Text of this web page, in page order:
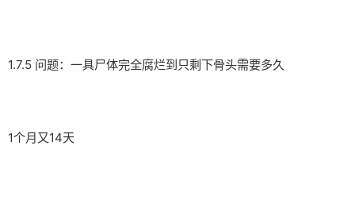
1.7.5 问题：一具尸体完全腐烂到只剩下骨头需要多久
1个月又14天